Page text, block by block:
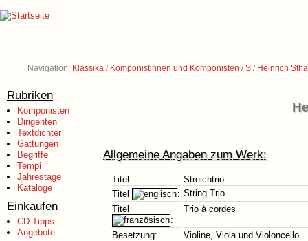
Navigation: Klassika / Komponistinnen und Komponisten /S / Heinrich
Rubriken
Komponisten
Dirigenten
Textdichter
Gattungen
Begriffe
Tempi
Jahrestage
Kataloge
Einkaufen
CD-Tipps
Angebote
Allgemeine Angaben zum Werk:
Titel:
Streichtrio
Titel
: String Trio
Titel
:
Trio à cordes
Besetzung:
Violine, Viola und Violoncello